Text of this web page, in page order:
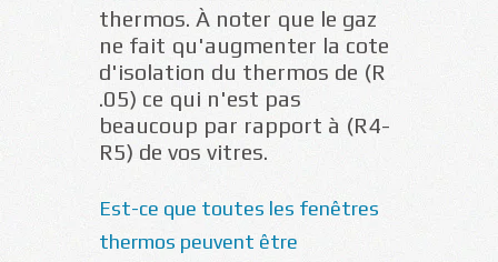
thermos. À noter que le gaz
ne fait qu'augmenter la cote
d'isolation du thermos de (R
.05) ce qui n'est pas
beaucoup par rapport à (R4-
R5) de vos vitres.
Est-ce que toutes les fenêtres
thermos peuvent être